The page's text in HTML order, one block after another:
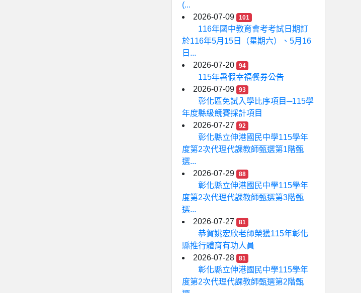
(...
2026-07-09
101
116年國中教育會考考試日期訂
於116年5月15日（星期六）、5月16
日...
2026-07-20
94
115年暑假幸福餐券公告
2026-07-09
93
彰化區免試入學比序項目─115學
年度縣級競賽採計項目
2026-07-27
92
彰化縣立伸港國民中學115學年
度第2次代理代課教師甄選第1階甄
選...
2026-07-29
88
彰化縣立伸港國民中學115學年
度第2次代理代課教師甄選第3階甄
選...
2026-07-27
81
恭賀姚宏欣老師榮獲115年彰化
縣推行體育有功人員
2026-07-28
81
彰化縣立伸港國民中學115學年
度第2次代理代課教師甄選第2階甄